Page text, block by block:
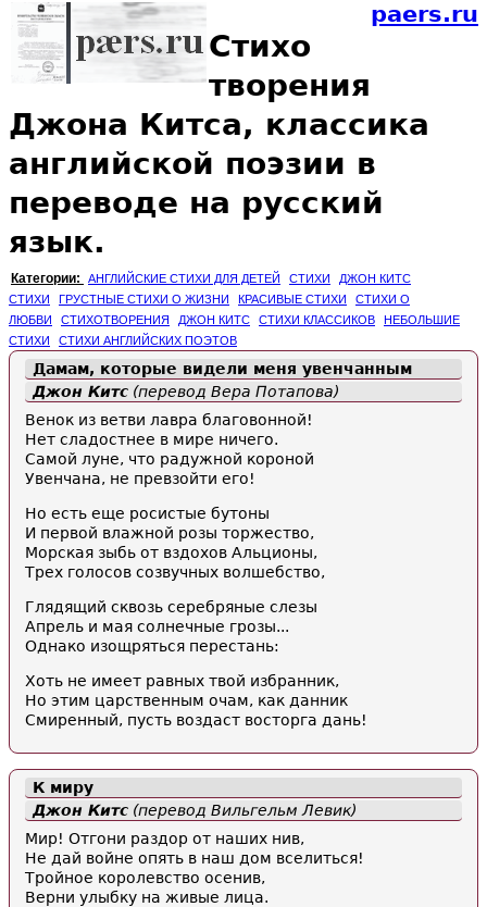
paers.ru
Стихо
творения
Джона Китса, классика
английской поэзии в
переводе на русский
язык.
Категории: АНГЛИЙСКИЕ СТИХИ ДЛЯ ДЕТЕЙ СТИХИ
ДЖОН КИТС
СТИХИ
ГРУСТНЫЕ СТИХИ О ЖИЗНИ КРАСИВЫЕ СТИХИ
СТИХИ О
ЛЮБВИ
СТИХОТВОРЕНИЯ ДЖОН КИТС СТИХИ КЛАССИКОВ
НЕБОЛЬШИЕ
СТИХИ
СТИХИ АНГЛИЙСКИХ ПОЭТОВ
Дамам, которые видели меня увенчанным
Джон Китс (перевод Вера Потапова)
Венок из ветви лавра благовонной!
Нет сладостнее в мире ничего.
Самой луне, что радужной короной
Увенчана, не превзойти его!
Но есть еще росистые бутоны
И первой влажной розы торжество,
Морская зыбь от вздохов Альционы,
Трех голосов созвучных волшебство,
Глядящий сквозь серебряные слезы
Апрель и мая солнечные грозы...
Однако изощряться перестань:
Хоть не имеет равных твой избранник,
Но этим царственным очам, как данник
Смиренный, пусть воздаст восторга дань!
К миру
Джон Китс (перевод Вильгельм Левик)
Мир! Отгони раздор от наших нив,
Не дай войне опять в наш дом вселиться!
Тройное королевство осенив,
Верни улыбку на живые лица.